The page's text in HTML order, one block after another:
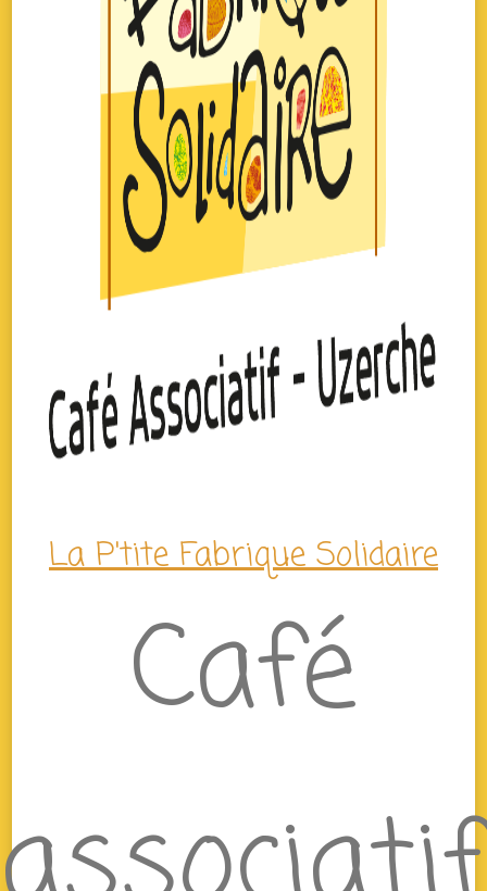
La P'tite Fabrique Solidaire
Café